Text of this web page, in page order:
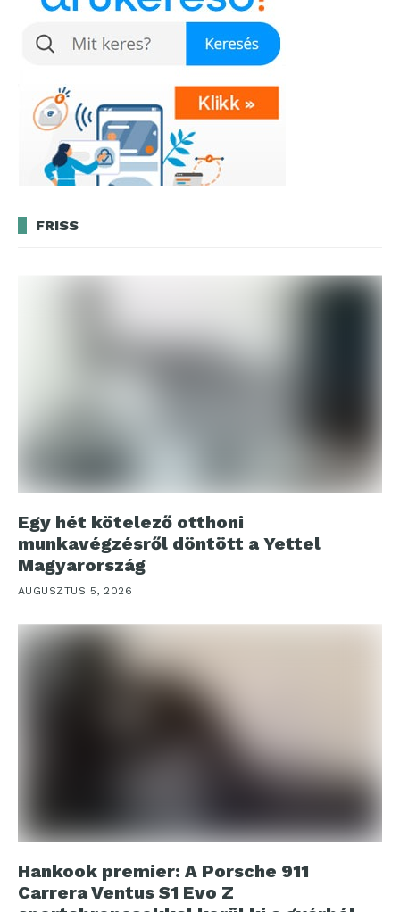
FRISS
Egy hét kötelező otthoni
munkavégzésről döntött a Yettel
Magyarország
AUGUSZTUS 5, 2026
Hankook premier: A Porsche 911
Carrera Ventus S1 Evo Z